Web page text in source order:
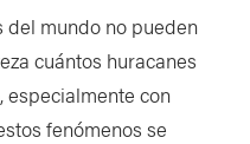
mundo no pueden
cuántos huracanes
con
fenómenos se